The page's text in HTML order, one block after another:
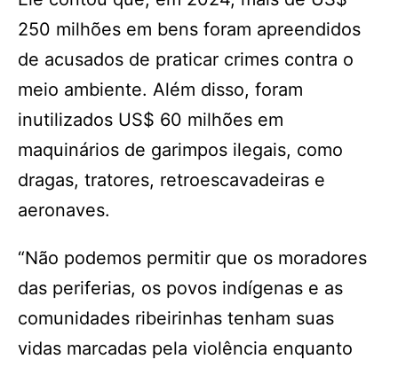
250 milhões em bens foram apreendidos
de acusados de praticar crimes contra o
meio ambiente. Além disso, foram
inutilizados US$ 60 milhões em
maquinários de garimpos ilegais, como
dragas, tratores, retroescavadeiras e
aeronaves.
“Não podemos permitir que os moradores
das periferias, os povos indígenas e as
comunidades ribeirinhas tenham suas
vidas marcadas pela violência enquanto